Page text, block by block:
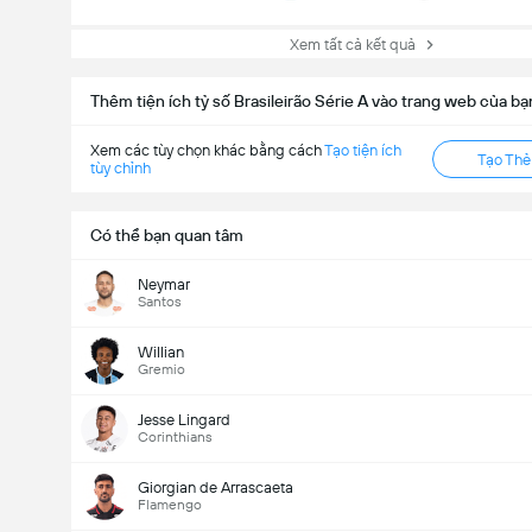
Xem tất cả kết quả
Thêm tiện ích tỷ số Brasileirão Série A vào trang web của
Xem các tùy chọn khác bằng cáchTạo tiện ích
tùy chỉnh
Tạo
Có thể bạn quan tâm
Neymar
Santos
Willian
Gremio
Jesse Lingard
Corinthians
Giorgian de Arrascaeta
Flamengo